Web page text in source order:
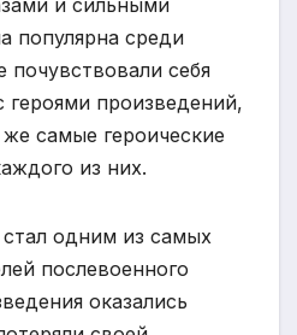
и сильными
популярна среди
почувствовали себя
произведений,
самые героические
из них.
одним из самых
послевоенного
оказались